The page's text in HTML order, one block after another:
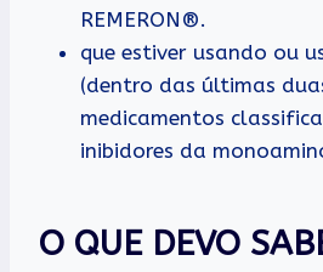
REMERON®.
que estiver usando ou
(dentro das últimas
medicamentos
inibidores da
O QUE DEVO